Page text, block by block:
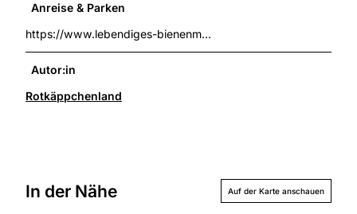
Anreise & Parken
https://www.lebendiges-bienenm...
Autor:in
Rotkäppchenland
In der Nähe Auf der Karte anschauen